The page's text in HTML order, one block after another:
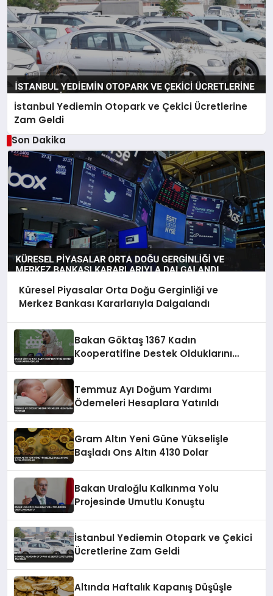
İstanbul Yediemin Otopark ve Çekici Ücretlerine
Zam Geldi
Son Dakika
Küresel Piyasalar Orta Doğu Gerginliği ve
Merkez Bankası Kararlarıyla Dalgalandı
Bakan Göktaş 1367 Kadın
Kooperatifine Destek Olduklarını
Temmuz Ayı Doğum Yardımı
Ödemeleri Hesaplara Yatırıldı
Gram Altın Yeni Güne Yükselişle
Başladı Ons Altın 4130 Dolar
Bakan Uraloğlu Kalkınma Yolu
Projesinde Umutlu Konuştu
İstanbul Yediemin Otopark ve Çekici
Ücretlerine Zam Geldi
Altında Haftalık Kapanış Düşüşle